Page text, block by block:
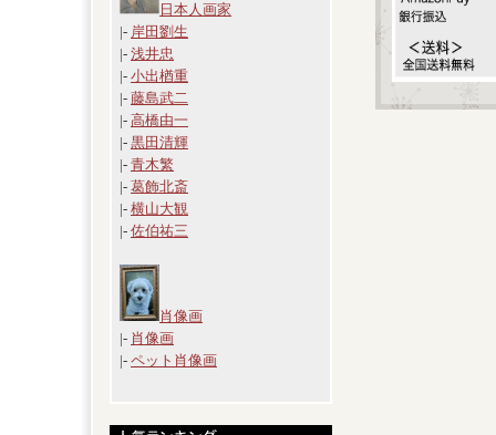
日本人画家
|- 岸田劉生
|- 浅井忠
|- 小出楢重
|- 藤島武二
|- 高橋由一
|- 黒田清輝
|- 青木繁
|- 葛飾北斎
|- 横山大観
|- 佐伯祐三
肖像画
|- 肖像画
|- ペット肖像画